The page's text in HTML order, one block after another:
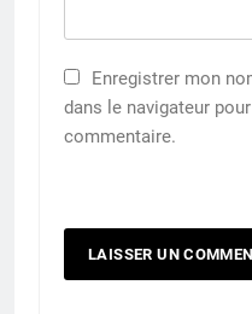
Enregistrer mon
dans le navigateur
commentaire.